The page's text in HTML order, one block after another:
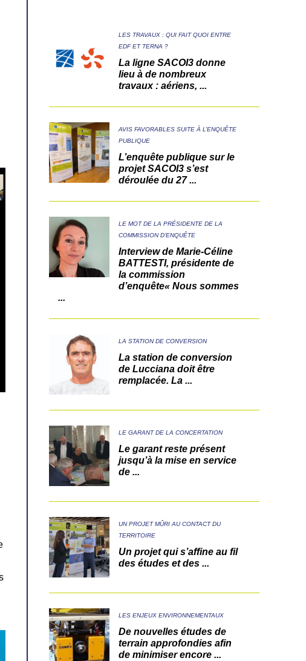
LES TRAVAUX : QUI FAIT QUOI ENTRE
EDF ET TERNA ?
La ligne SACOI3 donne
lieu à de nombreux
travaux : aériens, ...
AVIS FAVORABLES SUITE À L’ENQUÊTE
PUBLIQUE
L’enquête publique sur le
projet SACOI3 s’est
déroulée du 27 ...
LE MOT DE LA PRÉSIDENTE DE LA
COMMISSION D’ENQUÊTE
Interview de Marie-Céline
BATTESTI, présidente de
la commission
d’enquête« Nous sommes
...
LA STATION DE CONVERSION
La station de conversion
de Lucciana doit être
remplacée. La ...
LE GARANT DE LA CONCERTATION
Le garant reste présent
jusqu’à la mise en service
de ...
UN PROJET MÛRI AU CONTACT DU
TERRITOIRE
Un projet qui s’affine au fil
des études et des ...
LES ENJEUX ENVIRONNEMENTAUX
De nouvelles études de
terrain approfondies afin
de minimiser encore ...